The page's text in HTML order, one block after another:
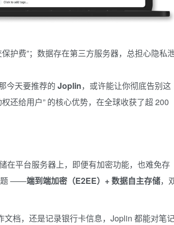
护费”；数据存在第三方服务器，总担心隐私
今天要推荐的 Joplin，或许能让你彻底告别这
还给用户” 的核心优势，在全球收获了超 200
在平台服务器上，即便有加密功能，也难免存
题 ——端到端加密（E2EE）+ 数据自主存储，
文档，还是记录银行卡信息，Joplin 都能对笔